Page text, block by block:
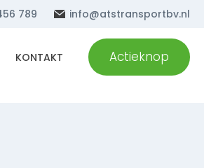
789 info@atstransportbv.nl
KONTAKT Actieknop